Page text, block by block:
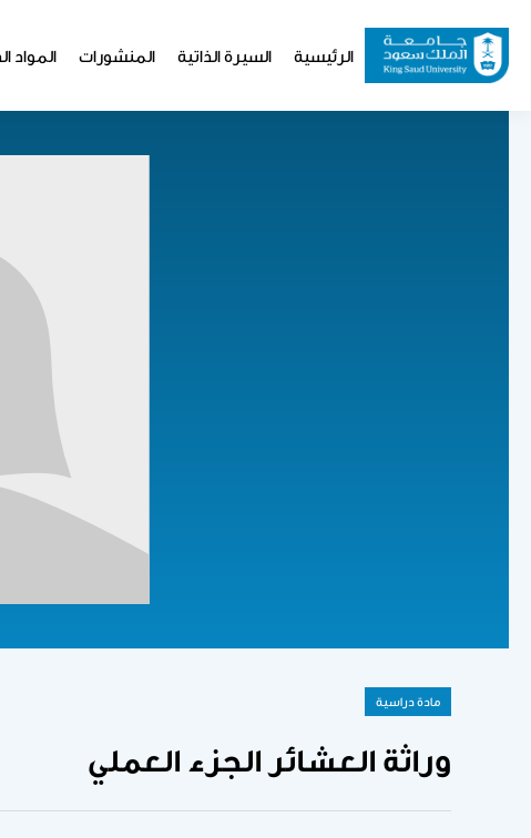
المحتوى
الرئيسي
Website
الرئيسية السيرة الذاتية المنشورات المواد
مادة دراسية
وراثة العشائر الجزء العملي